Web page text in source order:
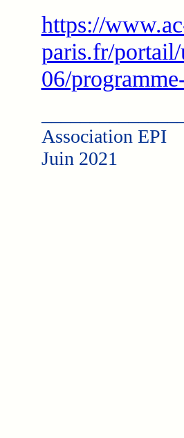
https://
paris.fr/
06/
Association EPI
Juin 2021